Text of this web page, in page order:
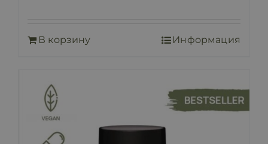
35,00 €.
В корзину Информация